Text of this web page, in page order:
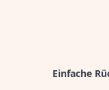
Einfache